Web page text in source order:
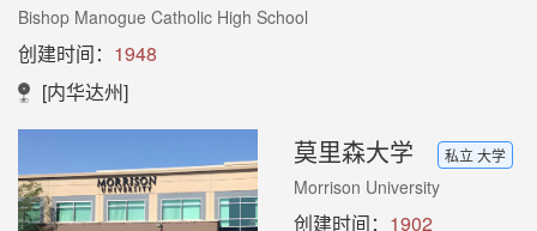
Bishop Manogue Catholic High School
创建时间： 1948
[内华达州]
莫里森大学 私立 大学
Morrison University
创建时间： 1902